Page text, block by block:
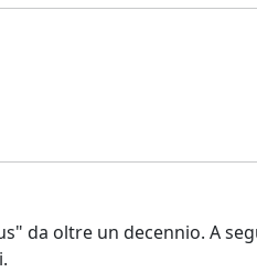
da oltre un decennio. A